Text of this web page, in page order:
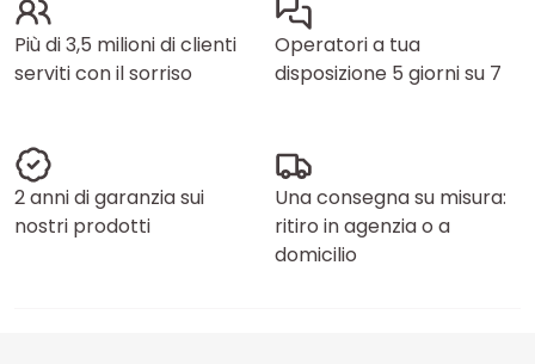
Più di 3,5 milioni di clienti
serviti con il sorriso
Operatori a tua
disposizione 5 giorni su 7
2 anni di garanzia sui
nostri prodotti
Una consegna su misura:
ritiro in agenzia o a
domicilio